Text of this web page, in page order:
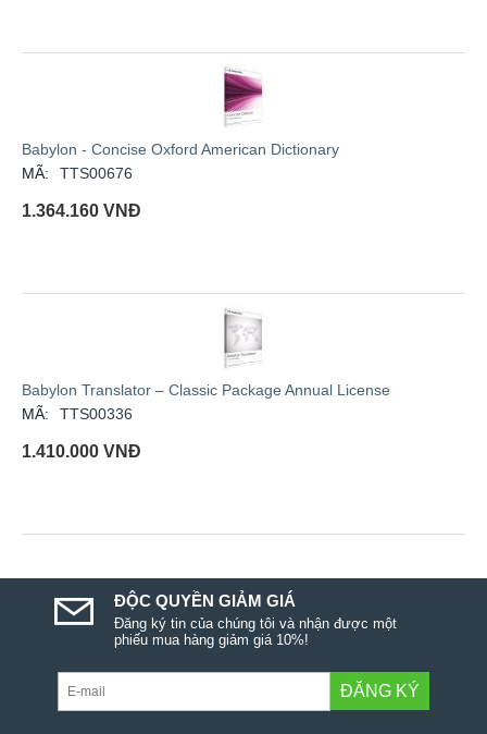
Babylon - Concise Oxford American Dictionary
MÃ:
TTS00676
1.364.160 VNĐ
Babylon Translator – Classic Package Annual License
MÃ:
TTS00336
1.410.000 VNĐ
ĐỘC QUYỀN GIẢM GIÁ
Đăng ký tin của chúng tôi và nhận được một
phiếu mua hàng giảm giá 10%!
ĐĂNG KÝ